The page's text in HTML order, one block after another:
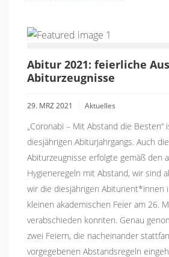
Abitur 2021: feierliche
Abiturzeugnisse
29. MRZ 2021 Aktuelles
„Coronabi – Mit Abstand die
diesjährigen Abiturjahrgangs. Auch
Abiturzeugnisse erfolgte gemäß den
Hygieneregeln mit Abstand, wir sind
wir die diesjährigen Abiturient*innen
kleinen akademischen Feier am 26.
verabschieden konnten. Genau
zwei Feiern, die nacheinander
vorgegebenen Abstandsregeln